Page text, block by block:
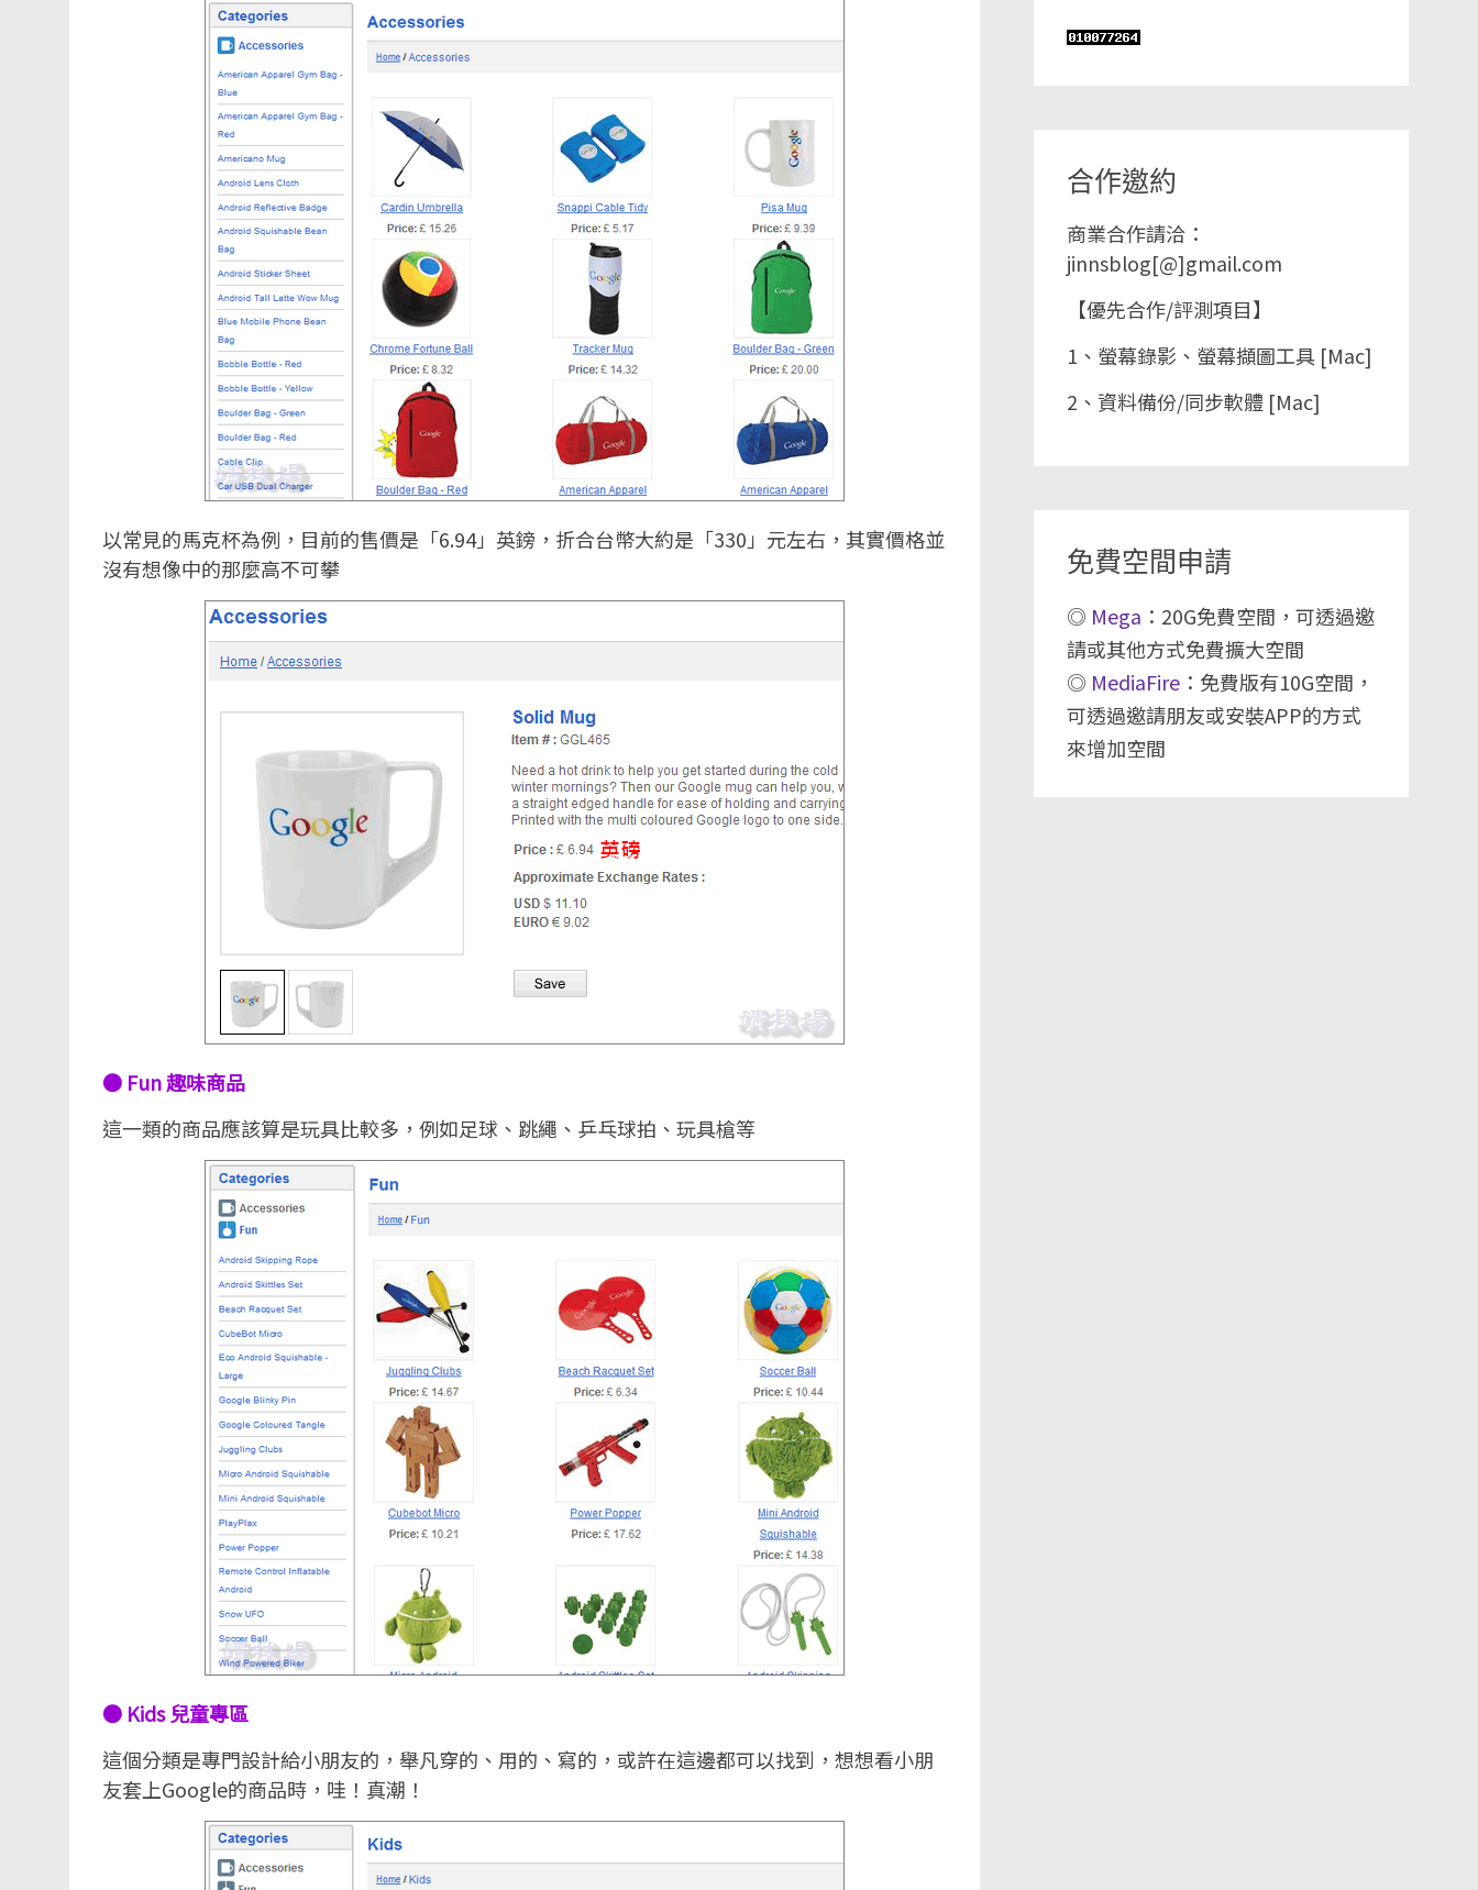
以常見的馬克杯為例，目前的售價是「6.94」英鎊，折合台幣大約是「330」元左右，其實價格並
沒有想像中的那麼高不可攀
● Fun 趣味商品
這一類的商品應該算是玩具比較多，例如足球、跳繩、乒乓球拍、玩具槍等
● Kids 兒童專區
這個分類是專門設計給小朋友的，舉凡穿的、用的、寫的，或許在這邊都可以找到，想想看小朋
友套上Google的商品時，哇！真潮！
合作邀約
商業合作請洽：
jinnsblog[@]gmail.com
【優先合作/評測項目】
1、螢幕錄影、螢幕擷圖工具 [Mac]
2、資料備份/同步軟體 [Mac]
免費空間申請
◎ Mega ：20G免費空間，可透過邀
請或其他方式免費擴大空間
◎ MediaFire：免費版有10G空間，
可透過邀請朋友或安裝APP的方式
來增加空間